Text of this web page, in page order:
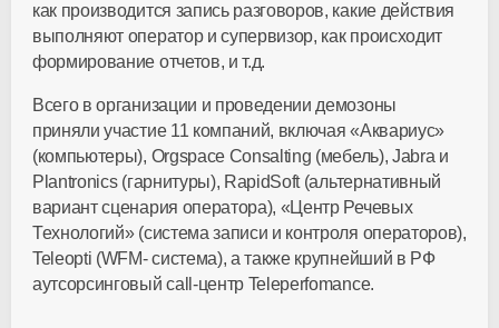
как производится запись разговоров, какие действия
выполняют оператор и супервизор, как происходит
формирование отчетов, и т.д.
Всего в организации и проведении демозоны
приняли участие 11 компаний, включая «Аквариус»
(компьютеры), Orgspace Consalting (мебель), Jabra и
Plantronics (гарнитуры), RapidSoft (альтернативный
вариант сценария оператора), «Центр Речевых
Технологий» (система записи и контроля операторов),
Teleopti (WFM- система), а также крупнейший в РФ
аутсорсинговый call-центр Teleperfomance.